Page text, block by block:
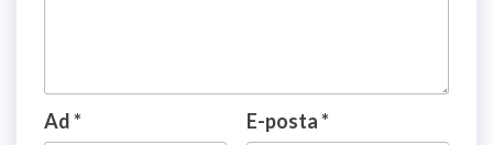
Ad* E-posta*